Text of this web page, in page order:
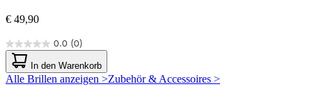
€ 49,90
0.0 (0)
0.0
von
5
Sternen.
In den Warenkorb
Alle Brillen anzeigen >Zubehör & Accessoires >